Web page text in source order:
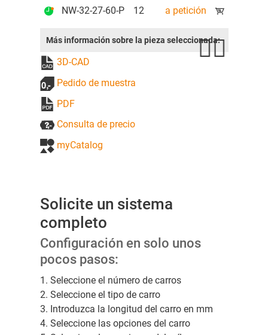
NW-32-27-60-P 12 a petición
Más información sobre la pieza seleccionada:
3D-CAD
Pedido de muestra
PDF
Consulta de precio
myCatalog
Solicite un sistema
completo
Configuración en solo unos
pocos pasos:
1. Seleccione el número de carros
2. Seleccione el tipo de carro
3. Introduzca la longitud del carro en mm
4. Seleccione las opciones del carro